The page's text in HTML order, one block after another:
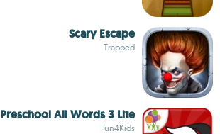
Scary Escape
Trapped
Preschool All Words 3 Lite
Fun4Kids